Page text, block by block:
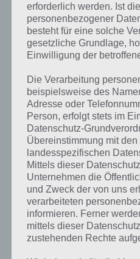
Kurze
Spieler
Spieler ist die Lösung für das
erforderlich werden. Ist
personenbezogener
besteht für eine solche
gesetzliche Grundlage,
Einwilligung der
Die Verarbeitung
beispielsweise des
Adresse oder
Person, erfolgt stets im
Datenschutz-
Übereinstimmung mit
landesspezifischen
Mittels dieser
Unternehmen die
und Zweck der von uns
verarbeiteten
informieren. Ferner
mittels dieser
zustehenden Rechte